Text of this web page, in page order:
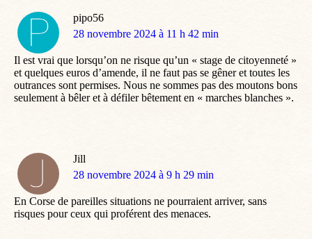
pipo56
dit
28 novembre 2024 à 11 h 42 min
Il est vrai que lorsqu’on ne risque qu’un « stage de citoyenneté »
et quelques euros d’amende, il ne faut pas se gêner et toutes les
outrances sont permises. Nous ne sommes pas des moutons bons
seulement à bêler et à défiler bêtement en « marches blanches ».
Jill
dit
28 novembre 2024 à 9 h 29 min
En Corse de pareilles situations ne pourraient arriver, sans
risques pour ceux qui proférent des menaces.